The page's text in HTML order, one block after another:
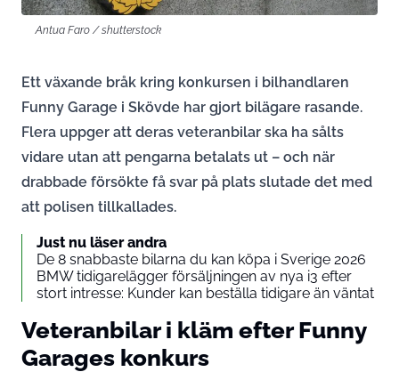
Antua Faro / shutterstock
Ett växande bråk kring konkursen i bilhandlaren
Funny Garage i Skövde har gjort bilägare rasande.
Flera uppger att deras veteranbilar ska ha sålts
vidare utan att pengarna betalats ut – och när
drabbade försökte få svar på plats slutade det med
att polisen tillkallades.
Just nu läser andra
De 8 snabbaste bilarna du kan köpa i Sverige 2026
BMW tidigarelägger försäljningen av nya i3 efter
stort intresse: Kunder kan beställa tidigare än väntat
Veteranbilar i kläm efter Funny
Garages konkurs